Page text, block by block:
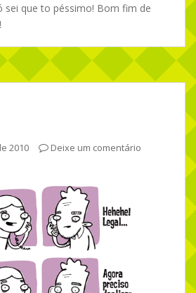
sei que to péssimo! Bom fim de
2010 Deixe um comentário